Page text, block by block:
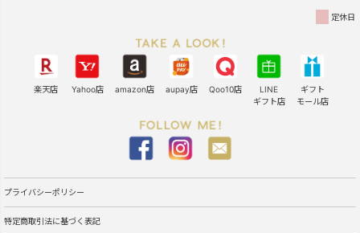
定休日
楽天店 Yahoo店 amazon店 aupay店 Qoo10店
LINE
ギフト店
ギフト
モール店
プライバシーポリシー
特定商取引法に基づく表記